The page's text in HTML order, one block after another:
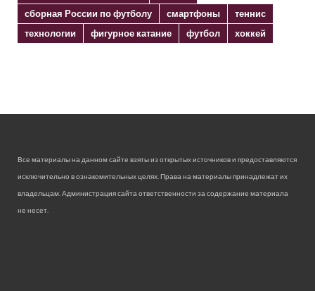
сборная России по футболу
смартфоны
теннис
технологии
фигурное катание футбол хоккей
Все материалы на данном сайте взяты из открытых источников и предоставляются
исключительно в ознакомительных целях. Права на материалы принадлежат их
владельцам. Администрация сайта ответственности за содержание материала
не несет.